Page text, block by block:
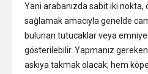
Yani arabanızda sabit iki nokta,
sağlamak amacıyla genelde
bulunan tutucaklar veya
gösterilebilir. Yapmanız
askıya takmak olacak; hem